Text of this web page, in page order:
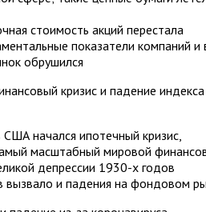
стоимость акций перестала
показатели компаний и
обрушился
кризис и падение
начался ипотечный кризис,
масштабный мировой
депрессии 1930-х годов
вызвало и падения на фондовом